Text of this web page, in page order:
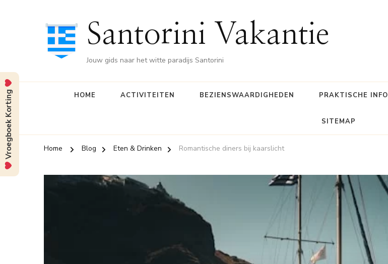
Santorini Vakantie
Jouw gids naar het witte paradijs Santorini
HOME ACTIVITEITEN BEZIENSWAARDIGHEDEN PRAKTISCHE INFO
SITEMAP
Home Blog Eten & Drinken Romantische diners bij kaarslicht
Vroegboek Korting